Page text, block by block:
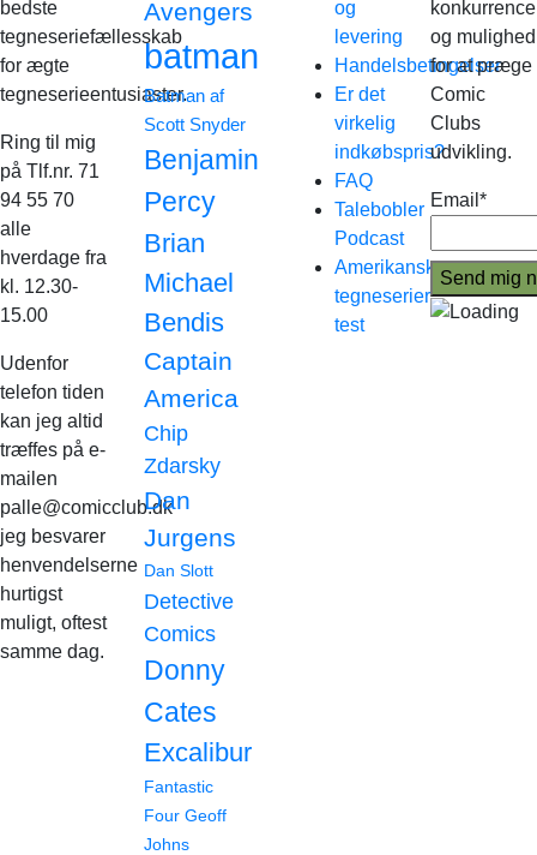
bedste
tegneseriefællesskab
for ægte
tegneserieentusiaster.
Ring til mig
på Tlf.nr. 71
94 55 70
alle
hverdage fra
kl. 12.30-
15.00
Udenfor
telefon tiden
kan jeg altid
træffes på e-
mailen
palle@comicclub.dk
jeg besvarer
henvendelserne
hurtigst
muligt, oftest
samme dag.
Avengers
batman
Batman af
Scott Snyder
Benjamin
Percy
Brian
Michael
Bendis
Captain
America
Chip
Zdarsky
Dan
Jurgens
Dan Slott
Detective
Comics
Donny
Cates
Excalibur
Fantastic
Four Geoff
Johns
og
levering
Handelsbetingelser
Er det
virkelig
indkøbspris?
FAQ
Talebobler
Podcast
Amerikanske
tegneserier
test
og mulighed
for at præge
Comic
Clubs
udvikling.
Email*